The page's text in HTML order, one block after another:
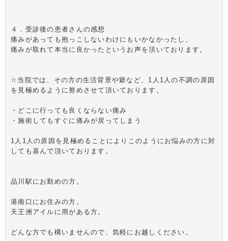
４．受診後の患者さんの感想
痛みがあっても抱っこしないわけにもいかなかったし、
痛みが取れて本当に良かったというお声を頂いております。
☆当院では、その方の生活背景や癖など、1人1人の不調の原因
を見極めるように努めさせて頂いております。
・どこに行っても良くならない痛み
・施術してもすぐに痛みが戻ってしまう
1人1人の原因を見極めることによりこのようにお悩みの方に対
しても喜んで頂いております。
品川駅にお勤めの方。
港南口にお住みの方。
天王洲アイルに用がある方。
どんな方でも構いませんので、気軽にお越しください。